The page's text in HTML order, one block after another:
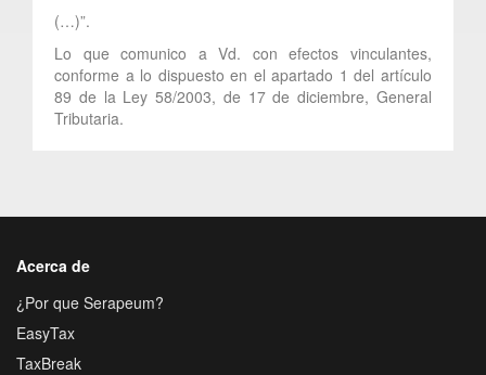
(…)”.
Lo que comunico a Vd. con efectos vinculantes,
conforme a lo dispuesto en el apartado 1 del artículo
89 de la Ley 58/2003, de 17 de diciembre, General
Tributaria.
Acerca de
¿Por que Serapeum?
EasyTax
TaxBreak